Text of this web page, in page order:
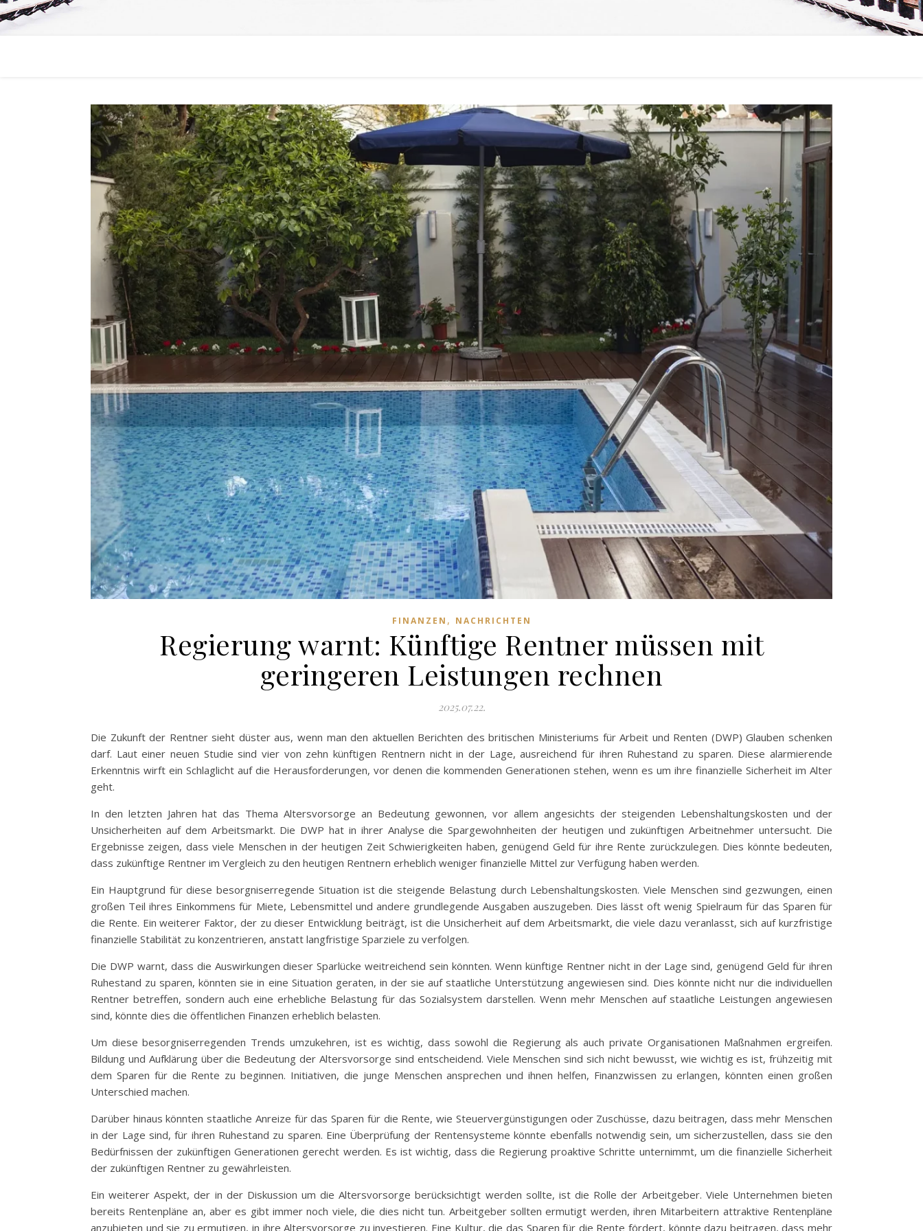
FINANZEN , NACHRICHTEN
Regierung warnt: Künftige Rentner müssen mit
geringeren Leistungen rechnen
2025.07.22.
Die Zukunft der Rentner sieht düster aus, wenn man den aktuellen Berichten des britischen Ministeriums für Arbeit und Renten (DWP) Glauben schenken
darf. Laut einer neuen Studie sind vier von zehn künftigen Rentnern nicht in der Lage, ausreichend für ihren Ruhestand zu sparen. Diese alarmierende
Erkenntnis wirft ein Schlaglicht auf die Herausforderungen, vor denen die kommenden Generationen stehen, wenn es um ihre finanzielle Sicherheit im Alter
geht.
In den letzten Jahren hat das Thema Altersvorsorge an Bedeutung gewonnen, vor allem angesichts der steigenden Lebenshaltungskosten und der
Unsicherheiten auf dem Arbeitsmarkt. Die DWP hat in ihrer Analyse die Spargewohnheiten der heutigen und zukünftigen Arbeitnehmer untersucht. Die
Ergebnisse zeigen, dass viele Menschen in der heutigen Zeit Schwierigkeiten haben, genügend Geld für ihre Rente zurückzulegen. Dies könnte bedeuten,
dass zukünftige Rentner im Vergleich zu den heutigen Rentnern erheblich weniger finanzielle Mittel zur Verfügung haben werden.
Ein Hauptgrund für diese besorgniserregende Situation ist die steigende Belastung durch Lebenshaltungskosten. Viele Menschen sind gezwungen, einen
großen Teil ihres Einkommens für Miete, Lebensmittel und andere grundlegende Ausgaben auszugeben. Dies lässt oft wenig Spielraum für das Sparen für
die Rente. Ein weiterer Faktor, der zu dieser Entwicklung beiträgt, ist die Unsicherheit auf dem Arbeitsmarkt, die viele dazu veranlasst, sich auf kurzfristige
finanzielle Stabilität zu konzentrieren, anstatt langfristige Sparziele zu verfolgen.
Die DWP warnt, dass die Auswirkungen dieser Sparlücke weitreichend sein könnten. Wenn künftige Rentner nicht in der Lage sind, genügend Geld für ihren
Ruhestand zu sparen, könnten sie in eine Situation geraten, in der sie auf staatliche Unterstützung angewiesen sind. Dies könnte nicht nur die individuellen
Rentner betreffen, sondern auch eine erhebliche Belastung für das Sozialsystem darstellen. Wenn mehr Menschen auf staatliche Leistungen angewiesen
sind, könnte dies die öffentlichen Finanzen erheblich belasten.
Um diese besorgniserregenden Trends umzukehren, ist es wichtig, dass sowohl die Regierung als auch private Organisationen Maßnahmen ergreifen.
Bildung und Aufklärung über die Bedeutung der Altersvorsorge sind entscheidend. Viele Menschen sind sich nicht bewusst, wie wichtig es ist, frühzeitig mit
dem Sparen für die Rente zu beginnen. Initiativen, die junge Menschen ansprechen und ihnen helfen, Finanzwissen zu erlangen, könnten einen großen
Unterschied machen.
Darüber hinaus könnten staatliche Anreize für das Sparen für die Rente, wie Steuervergünstigungen oder Zuschüsse, dazu beitragen, dass mehr Menschen
in der Lage sind, für ihren Ruhestand zu sparen. Eine Überprüfung der Rentensysteme könnte ebenfalls notwendig sein, um sicherzustellen, dass sie den
Bedürfnissen der zukünftigen Generationen gerecht werden. Es ist wichtig, dass die Regierung proaktive Schritte unternimmt, um die finanzielle Sicherheit
der zukünftigen Rentner zu gewährleisten.
Ein weiterer Aspekt, der in der Diskussion um die Altersvorsorge berücksichtigt werden sollte, ist die Rolle der Arbeitgeber. Viele Unternehmen bieten
bereits Rentenpläne an, aber es gibt immer noch viele, die dies nicht tun. Arbeitgeber sollten ermutigt werden, ihren Mitarbeitern attraktive Rentenpläne
anzubieten und sie zu ermutigen, in ihre Altersvorsorge zu investieren. Eine Kultur, die das Sparen für die Rente fördert, könnte dazu beitragen, dass mehr